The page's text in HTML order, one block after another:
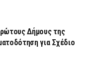
Δήμους της
για Σχέδιο